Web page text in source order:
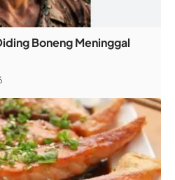
Boneng Meninggal